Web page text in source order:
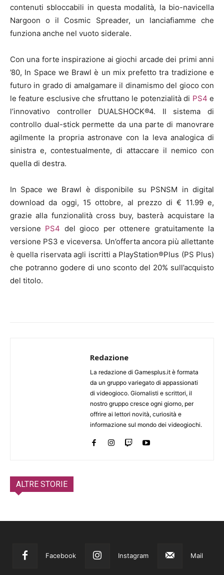
contenuti sbloccabili in questa modalità, la bio-navicella
Nargoon o il Cosmic Spreader, un lanciafiamme che
funziona anche nel vuoto siderale.
Con una forte inspirazione ai giochi arcade dei primi anni
’80, In Space we Brawl è un mix prefetto tra tradizione e
futuro in grado di amalgamare il dinamismo del gioco con
le feature esclusive che sfruttano le potenzialità di PS4 e
l’innovativo controller DUALSHOCK®4. Il sistema di
controllo dual-stick permette da una parte di manovrare
agilmente la propria astronave con la leva analogica di
sinistra e, contestualmente, di attaccare il nemico con
quella di destra.
In Space we Brawl è disponibile su PSNSM in digital
download da oggi, 15 ottobre, al prezzo di € 11.99 e,
grazie alla funzionalità cross buy, basterà acquistare la
versione PS4 del gioco per ottenere gratuitamente la
versione PS3 e viceversa. Un’offerta ancora più allettante
è quella riservata agli iscritti a PlayStation®Plus (PS Plus)
che potranno godere di uno sconto del 20% sull’acquisto
del titolo.
Redazione
La redazione di Gamesplus.it è formata
da un gruppo variegato di appassionati
di videogioco. Giornalisti e scrittori, il
nostro gruppo cresce ogni giorno, per
offrire ai lettori novità, curiosità e
informazione sul mondo dei videogiochi.
ALTRE STORIE
Facebook Instagram Mail